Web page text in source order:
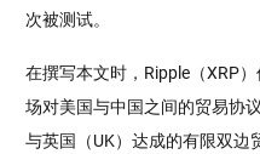
次被测试。
在撰写本文时，Ripple（XRP
场对美国与中国之间的贸易协
与英国（UK）达成的有限双边